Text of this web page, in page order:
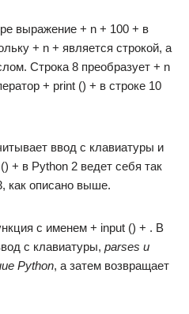
выражение + n + 100 + в
+ n + является строкой, а
Строка 8 преобразует + n
+ print () + в строке 10
ввод с клавиатуры и
+ в Python 2 ведет себя так
как описано выше.
с именем + input () + . В
с клавиатуры, parses и
Python, а затем возвращает